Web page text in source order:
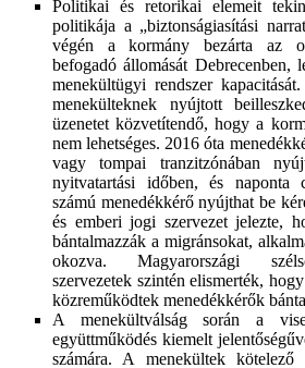
Politikai és retorikai elemeit
politikája a „biztonságiasítási
végén a kormány bezárta az
befogadó állomását Debrecenben,
menekültügyi rendszer
menekülteknek nyújtott
üzenetet közvetítendő, hogy a
nem lehetséges. 2016 óta
vagy tompai tranzitzónában
nyitvatartási időben, és naponta
számú menedékkérő nyújthat be
és emberi jogi szervezet jelezte,
bántalmazzák a migránsokat,
okozva. Magyarországi
szervezetek szintén elismerték,
közreműködtek menedékkérők
A menekültválság során a
együttműködés kiemelt
számára. A menekültek kötelező